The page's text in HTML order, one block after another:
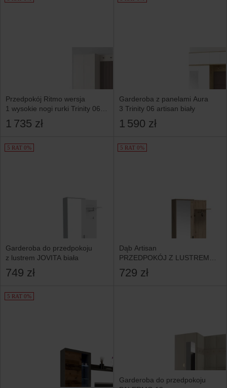
Przedpokój Ritmo wersja
1 wysokie nogi rurki Trinity 06
Cashmere
1 735 zł
Garderoba z panelami Aura
3 Trinity 06 artisan biały
1 590 zł
5 RAT 0%
Garderoba do przedpokoju
z lustrem JOVITA biała
749 zł
5 RAT 0%
Dąb Artisan
PRZEDPOKÓJ Z LUSTREM
Szafkami I Wieszakami LUX
729 zł
5 RAT 0%
Garderoba do przedpokoju